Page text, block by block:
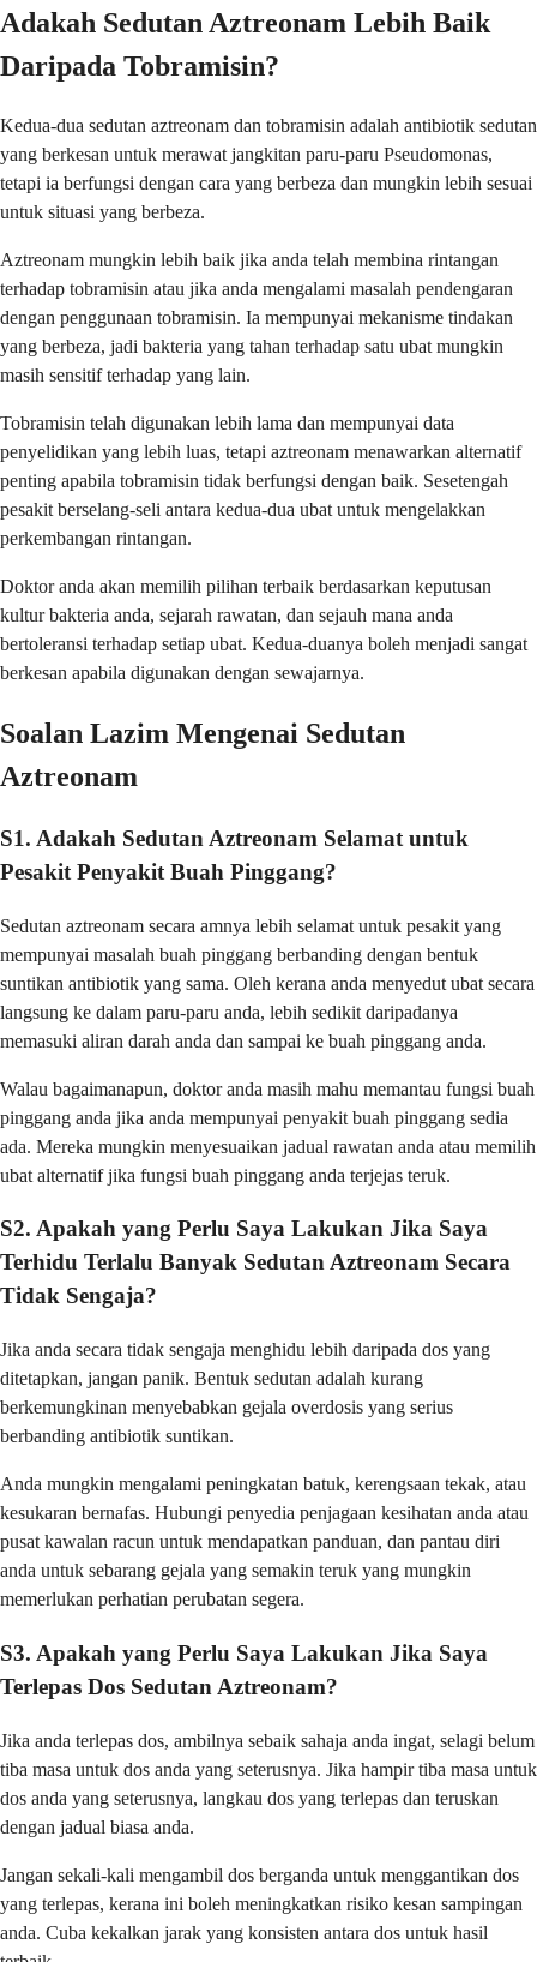
Adakah Sedutan Aztreonam Lebih Baik
Daripada Tobramisin?
Kedua-dua sedutan aztreonam dan tobramisin adalah antibiotik sedutan
yang berkesan untuk merawat jangkitan paru-paru Pseudomonas,
tetapi ia berfungsi dengan cara yang berbeza dan mungkin lebih sesuai
untuk situasi yang berbeza.
Aztreonam mungkin lebih baik jika anda telah membina rintangan
terhadap tobramisin atau jika anda mengalami masalah pendengaran
dengan penggunaan tobramisin. Ia mempunyai mekanisme tindakan
yang berbeza, jadi bakteria yang tahan terhadap satu ubat mungkin
masih sensitif terhadap yang lain.
Tobramisin telah digunakan lebih lama dan mempunyai data
penyelidikan yang lebih luas, tetapi aztreonam menawarkan alternatif
penting apabila tobramisin tidak berfungsi dengan baik. Sesetengah
pesakit berselang-seli antara kedua-dua ubat untuk mengelakkan
perkembangan rintangan.
Doktor anda akan memilih pilihan terbaik berdasarkan keputusan
kultur bakteria anda, sejarah rawatan, dan sejauh mana anda
bertoleransi terhadap setiap ubat. Kedua-duanya boleh menjadi sangat
berkesan apabila digunakan dengan sewajarnya.
Soalan Lazim Mengenai Sedutan
Aztreonam
S1. Adakah Sedutan Aztreonam Selamat untuk
Pesakit Penyakit Buah Pinggang?
Sedutan aztreonam secara amnya lebih selamat untuk pesakit yang
mempunyai masalah buah pinggang berbanding dengan bentuk
suntikan antibiotik yang sama. Oleh kerana anda menyedut ubat secara
langsung ke dalam paru-paru anda, lebih sedikit daripadanya
memasuki aliran darah anda dan sampai ke buah pinggang anda.
Walau bagaimanapun, doktor anda masih mahu memantau fungsi buah
pinggang anda jika anda mempunyai penyakit buah pinggang sedia
ada. Mereka mungkin menyesuaikan jadual rawatan anda atau memilih
ubat alternatif jika fungsi buah pinggang anda terjejas teruk.
S2. Apakah yang Perlu Saya Lakukan Jika Saya
Terhidu Terlalu Banyak Sedutan Aztreonam Secara
Tidak Sengaja?
Jika anda secara tidak sengaja menghidu lebih daripada dos yang
ditetapkan, jangan panik. Bentuk sedutan adalah kurang
berkemungkinan menyebabkan gejala overdosis yang serius
berbanding antibiotik suntikan.
Anda mungkin mengalami peningkatan batuk, kerengsaan tekak, atau
kesukaran bernafas. Hubungi penyedia penjagaan kesihatan anda atau
pusat kawalan racun untuk mendapatkan panduan, dan pantau diri
anda untuk sebarang gejala yang semakin teruk yang mungkin
memerlukan perhatian perubatan segera.
S3. Apakah yang Perlu Saya Lakukan Jika Saya
Terlepas Dos Sedutan Aztreonam?
Jika anda terlepas dos, ambilnya sebaik sahaja anda ingat, selagi belum
tiba masa untuk dos anda yang seterusnya. Jika hampir tiba masa untuk
dos anda yang seterusnya, langkau dos yang terlepas dan teruskan
dengan jadual biasa anda.
Jangan sekali-kali mengambil dos berganda untuk menggantikan dos
yang terlepas, kerana ini boleh meningkatkan risiko kesan sampingan
anda. Cuba kekalkan jarak yang konsisten antara dos untuk hasil